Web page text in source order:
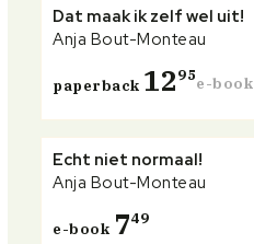
Dat maak ik zelf wel uit!
Anja Bout-Monteau
paperback 1295e-book
Echt niet normaal!
Anja Bout-Monteau
e-book 749